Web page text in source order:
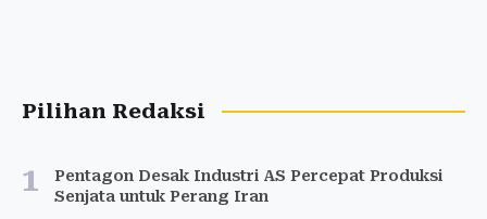
Pilihan Redaksi
1
Pentagon Desak Industri AS Percepat Produksi
Senjata untuk Perang Iran